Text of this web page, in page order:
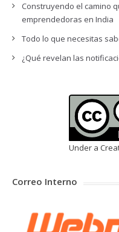
Construyendo el camino
emprendedoras en India
Todo lo que necesitas
¿Qué revelan las
Under a
Correo Interno